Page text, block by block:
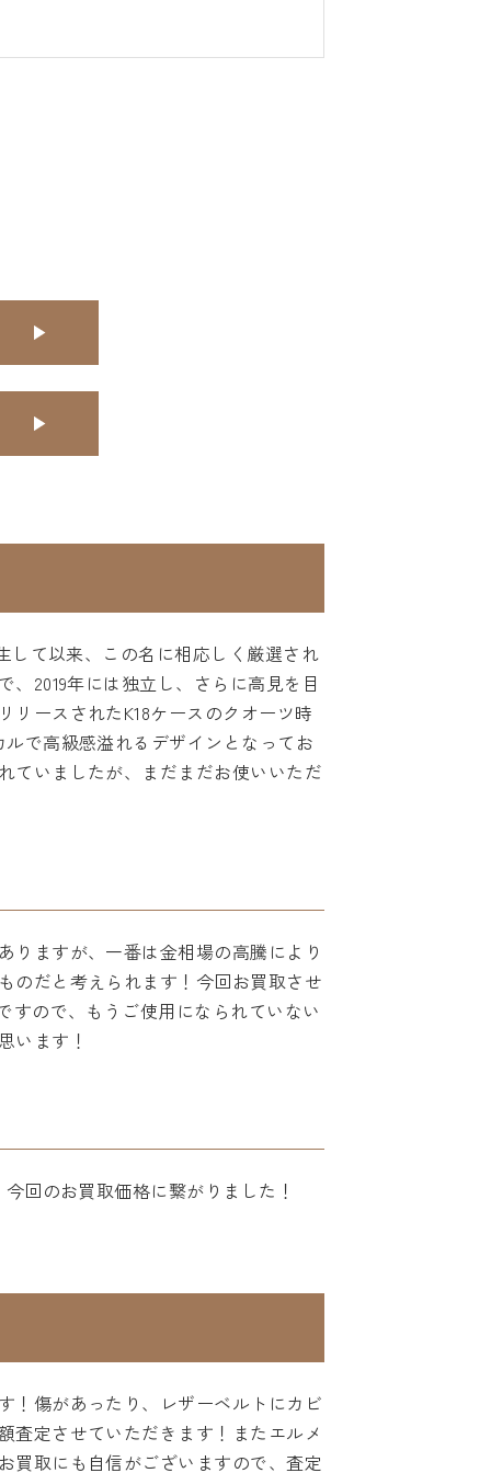
して以来、この名に相応しく厳選され
2019年には独立し、さらに高見を目
ースされたK18ケースのクオーツ時
で高級感溢れるデザインとなってお
ていましたが、まだまだお使いいただ
りますが、一番は金相場の高騰により
のだと考えられます！今回お買取させ
すので、もうご使用になられていない
います！
回のお買取価格に繋がりました！
！傷があったり、レザーベルトにカビ
査定させていただきます！またエルメ
買取にも自信がございますので、査定